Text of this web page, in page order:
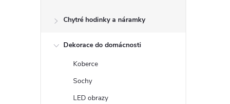
Chytré hodinky a náramky
Dekorace do domácnosti
Koberce
Sochy
LED obrazy